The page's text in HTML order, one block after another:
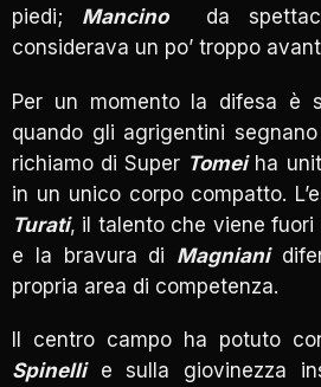
piedi; Mancinoda
considerava un po’ troppo
Per un momento la difesa è
quando gli agrigentini
richiamo di Super Tomeiha
in un unico corpo compatto.
Turati, il talento che viene fuori
e la bravura di Magniani
propria area di competenza.
Il centro campo ha potuto
Spinellie sulla giovinezza